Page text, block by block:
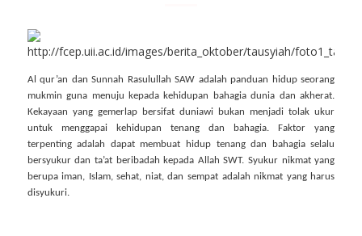
Al qur’an dan Sunnah Rasulullah SAW adalah panduan hidup seorang
mukmin guna menuju kepada kehidupan bahagia dunia dan akherat.
Kekayaan yang gemerlap bersifat duniawi bukan menjadi tolak ukur
untuk menggapai kehidupan tenang dan bahagia. Faktor yang
terpenting adalah dapat membuat hidup tenang dan bahagia selalu
bersyukur dan ta’at beribadah kepada Allah SWT. Syukur nikmat yang
berupa iman, Islam, sehat, niat, dan sempat adalah nikmat yang harus
disyukuri.